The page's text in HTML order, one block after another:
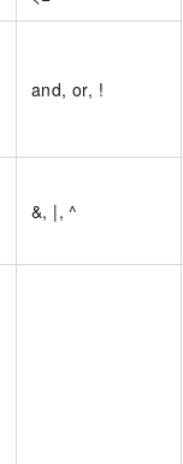
and, or, !
&, |, ^